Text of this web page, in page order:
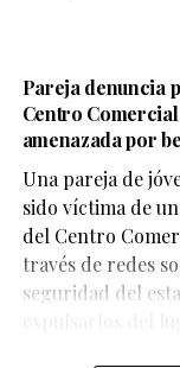
Pareja denuncia
Centro
amenazada por
Una pareja de
sido víctima de
del Centro
través de redes
seguridad del